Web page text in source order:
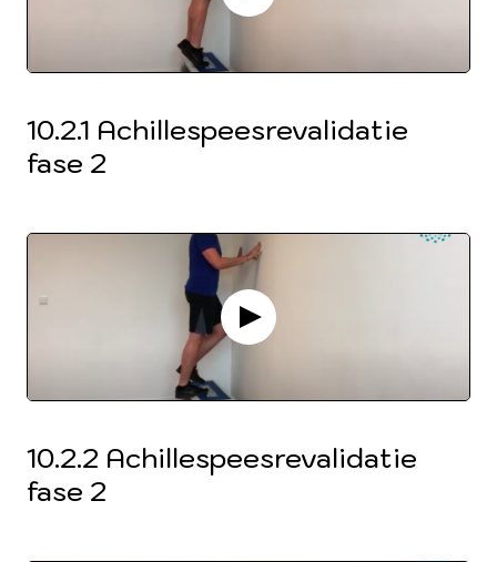
10.2.1 Achillespeesrevalidatie
fase 2
10.2.2 Achillespeesrevalidatie
fase 2